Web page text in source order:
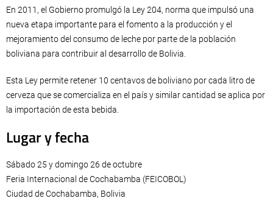
En 2011, el Gobierno promulgó la Ley 204, norma que impulsó una
nueva etapa importante para el fomento a la producción y el
mejoramiento del consumo de leche por parte de la población
boliviana para contribuir al desarrollo de Bolivia.
Esta Ley permite retener 10 centavos de boliviano por cada litro de
cerveza que se comercializa en el país y similar cantidad se aplica por
la importación de esta bebida.
Lugar y fecha
Sábado 25 y domingo 26 de octubre
Feria Internacional de Cochabamba (FEICOBOL)
Ciudad de Cochabamba, Bolivia